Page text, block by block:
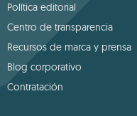
Política editorial
Centro de transparencia
Recursos de marca y prensa
Blog corporativo
Contratación